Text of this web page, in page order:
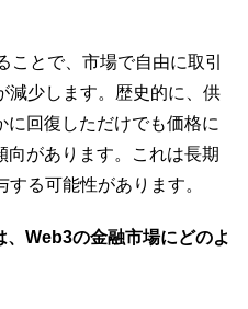
ことで、市場で自由に取引
減少します。歴史的に、供
回復しただけでも価格に
があります。これは長期
る可能性があります。
Web3の金融市場にどのよ